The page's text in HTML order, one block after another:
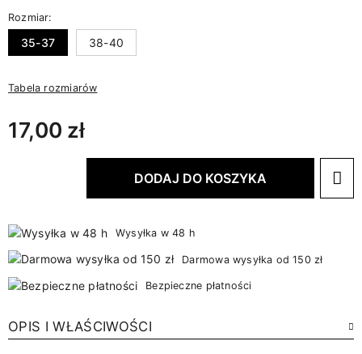
Rozmiar:
35-37 38-40
Tabela rozmiarów
17,00 zł
DODAJ DO KOSZYKA
Wysyłka w 48 h
Darmowa wysyłka od 150 zł
Bezpieczne płatności
OPIS I WŁAŚCIWOŚCI